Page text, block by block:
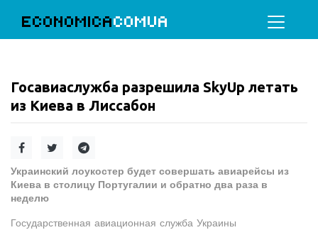
ECONOMICACOMUA
Госавиаслужба разрешила SkyUp летать
из Киева в Лиссабон
Украинский лоукостер будет совершать авиарейсы из
Киева в столицу Португалии и обратно два раза в
неделю
Государственная авиационная служба Украины